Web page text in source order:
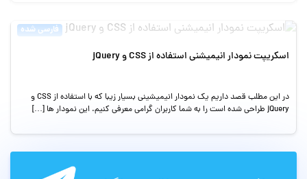
فارسی شده
اسکریپت نمودار انیمیشنی استفاده از CSS و jQuery
در این مطلب قصد داریم یک نمودار انیمیشینی بسیار زیبا که با استفاده از CSS و
jQuery طراحی شده است را به شما کاربران گرامی معرفی کنیم. این نمودار ها […]